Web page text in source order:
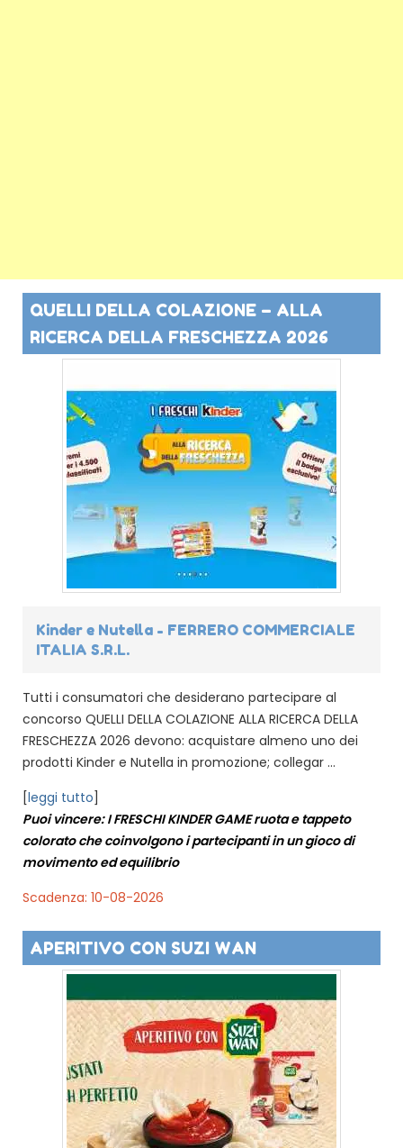
QUELLI DELLA COLAZIONE – ALLA
RICERCA DELLA FRESCHEZZA 2026
Kinder e Nutella - FERRERO COMMERCIALE
ITALIA S.R.L.
Tutti i consumatori che desiderano partecipare al
concorso QUELLI DELLA COLAZIONE ALLA RICERCA DELLA
FRESCHEZZA 2026 devono: acquistare almeno uno dei
prodotti Kinder e Nutella in promozione; collegar ...
[leggi tutto]
Puoi vincere: I FRESCHI KINDER GAME ruota e tappeto
colorato che coinvolgono i partecipanti in un gioco di
movimento ed equilibrio
Scadenza: 10-08-2026
APERITIVO CON SUZI WAN